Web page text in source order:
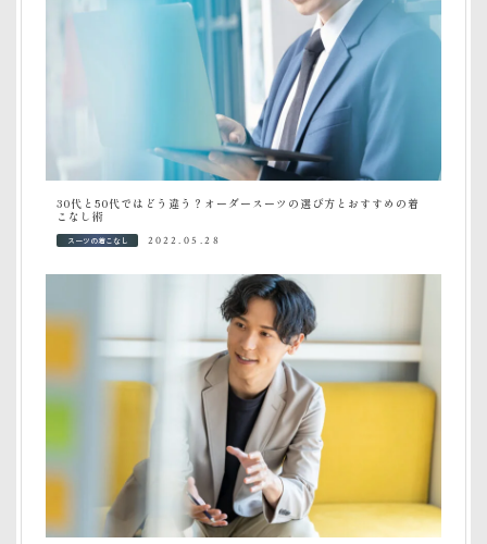
30代と50代ではどう違う？オーダースーツの選び方とおすすめの着
こなし術
スーツの着こなし 2022.05.28